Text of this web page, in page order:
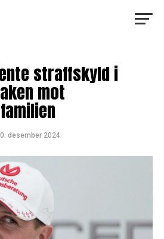
straffskyld i
mot
desember 2024